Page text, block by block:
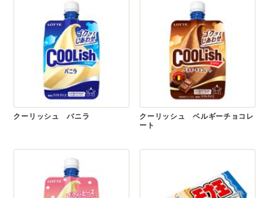
クーリッシュ バニラ
クーリッシュ ベルギーチョコレ
ート